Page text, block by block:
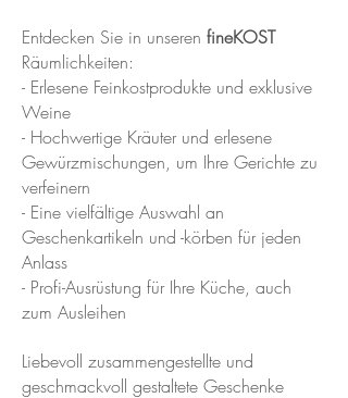
Entdecken Sie in unseren fineKOST
Räumlichkeiten:
- Erlesene Feinkostprodukte und exklusive
Weine
- Hochwertige Kräuter und erlesene
Gewürzmischungen, um Ihre Gerichte zu
verfeinern
- Eine vielfältige Auswahl an
Geschenkartikeln und -körben für jeden
Anlass
- Profi-Ausrüstung für Ihre Küche, auch
zum Ausleihen
Liebevoll zusammengestellte und
geschmackvoll gestaltete Geschenke